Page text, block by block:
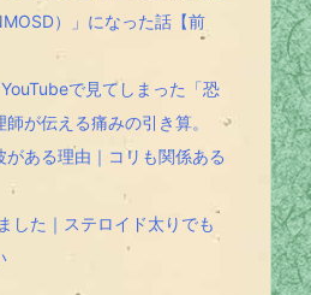
）」になった話【前
で見てしまった「恐
が伝える痛みの引き算。
ある理由｜コリも関係ある
した｜ステロイド太りでも